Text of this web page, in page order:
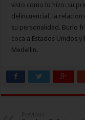
visto como lo hizo: su
delincuencial, la
su personalidad. Burlo
coca a Estados Unidos
Medellin.